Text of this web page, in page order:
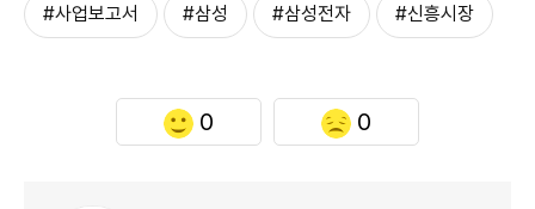
#사업보고서 #삼성 #삼성전자 #신흥시장
0 0